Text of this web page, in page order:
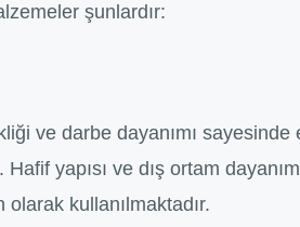
şunlardır:
ve darbe dayanımı
yapısı ve dış ortam
olarak kullanılmaktadır.